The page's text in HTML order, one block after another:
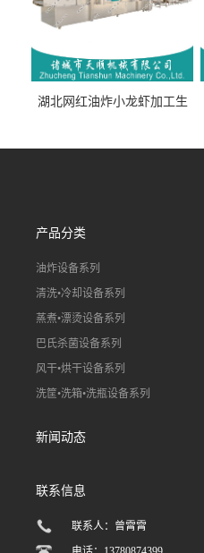
湖北网红油炸小龙虾加工生
线）
产品分类
油炸设备系列
清洗•冷却设备系列
蒸煮•漂烫设备系列
巴氏杀菌设备系列
风干•烘干设备系列
洗筐•洗箱•洗瓶设备系列
新闻动态
联系信息
联系人：曾霄霄